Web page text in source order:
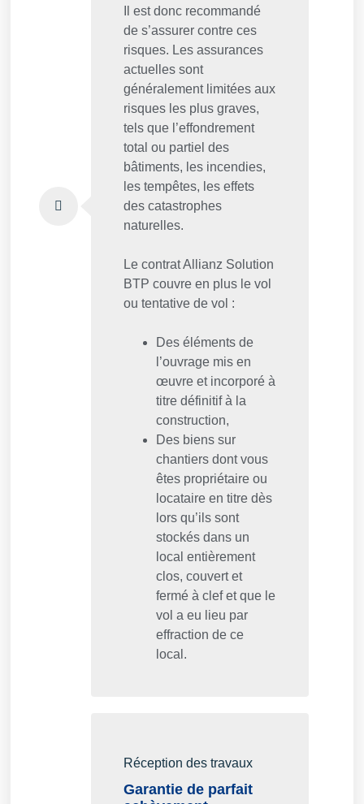
Il est donc recommandé
de s’assurer contre ces
risques. Les assurances
actuelles sont
généralement limitées aux
risques les plus graves,
tels que l’effondrement
total ou partiel des
bâtiments, les incendies,
les tempêtes, les effets
des catastrophes
naturelles.
Le contrat Allianz Solution
BTP couvre en plus le vol
ou tentative de vol :
Des éléments de
l’ouvrage mis en
œuvre et incorporé à
titre définitif à la
construction,
Des biens sur
chantiers dont vous
êtes propriétaire ou
locataire en titre dès
lors qu’ils sont
stockés dans un
local entièrement
clos, couvert et
fermé à clef et que le
vol a eu lieu par
effraction de ce
local.
Réception des travaux
Garantie de parfait